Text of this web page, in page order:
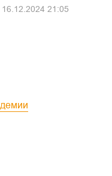
16.12.2024 21:05